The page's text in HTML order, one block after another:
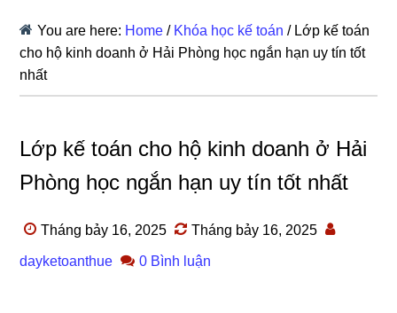
You are here: Home / Khóa học kế toán /Lớp kế toán
cho hộ kinh doanh ở Hải Phòng học ngắn hạn uy tín tốt
nhất
Lớp kế toán cho hộ kinh doanh ở Hải
Phòng học ngắn hạn uy tín tốt nhất
Tháng bảy 16, 2025 Tháng bảy 16, 2025
dayketoanthue 0 Bình luận